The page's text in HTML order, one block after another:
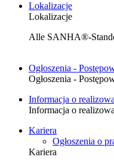
Lokalizacje
Lokalizacje
Alle SANHA®-
Ogłoszenia -
Ogłoszenia -
Informacja o
Informacja o
Kariera
Ogłoszenia o
Kariera